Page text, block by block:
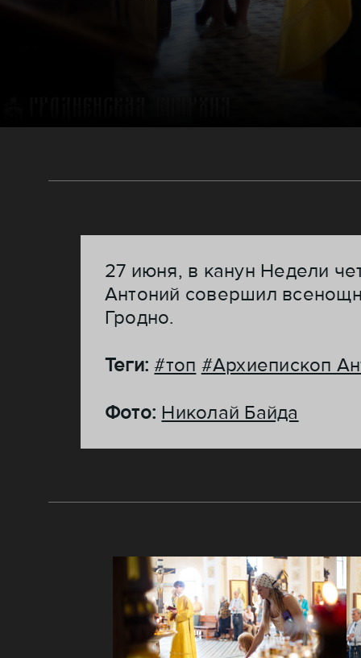
27 июня, в канун Недели
Антоний совершил
Гродно.
Теги:#топ #Архиепископ
Фото: Николай Байда